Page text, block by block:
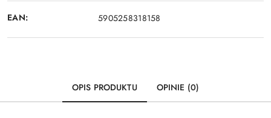
EAN: 5905258318158
OPIS PRODUKTU OPINIE (0)